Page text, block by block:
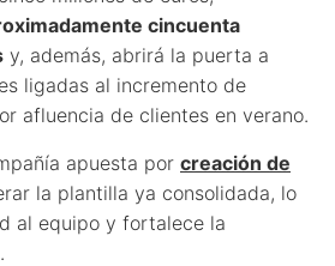
cincuenta
y, además, abrirá la puerta a
ligadas al incremento de
afluencia de clientes en verano.
apuesta por creación de
la plantilla ya consolidada, lo
al equipo y fortalece la